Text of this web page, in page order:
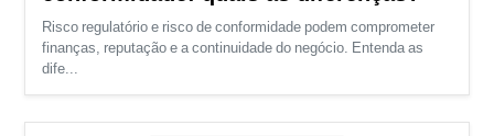
Risco regulatório e risco de conformidade podem comprometer
finanças, reputação e a continuidade do negócio. Entenda as
dife...